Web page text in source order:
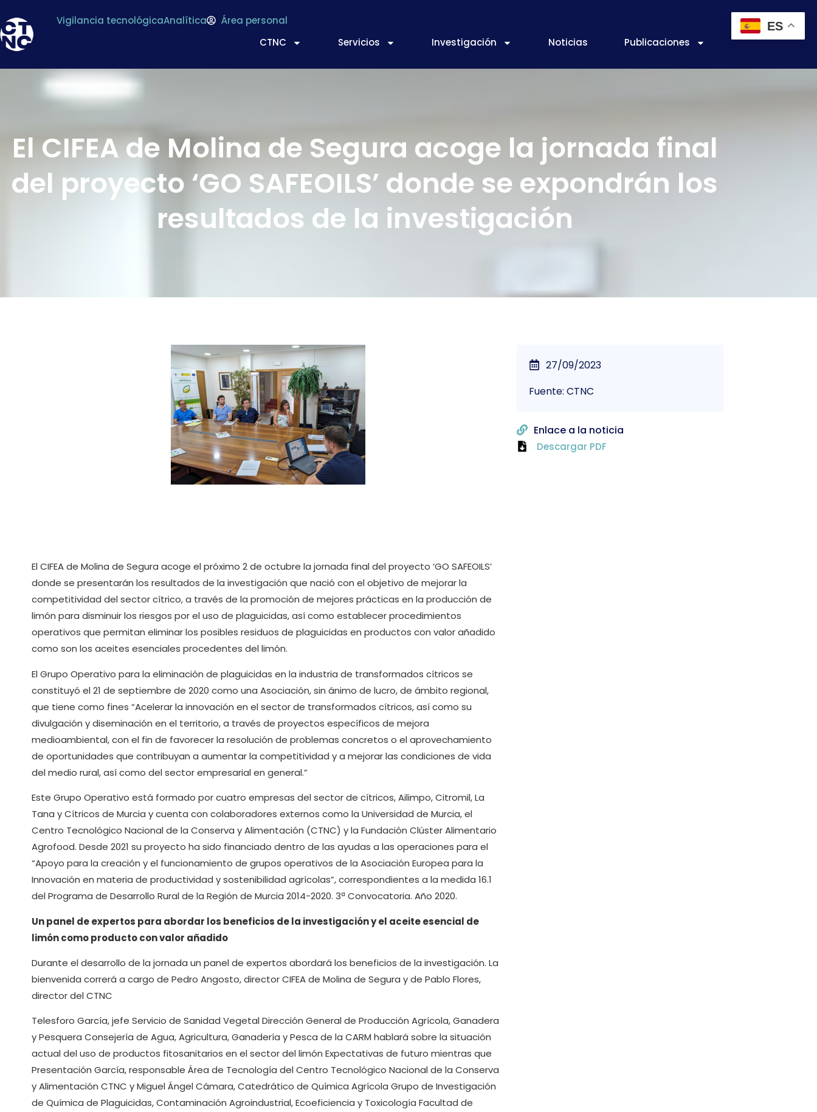
Vigilancia tecnológicaAnalítica
Área personal
CTNC
Servicios Investigación Noticias Publicaciones
El CIFEA de Molina de Segura acoge la jornada final
del proyecto ‘GO SAFEOILS’ donde se expondrán los
resultados de la investigación
El CIFEA de Molina de Segura acoge el próximo 2 de octubre la jornada final del proyecto ‘GO SAFEOILS’
donde se presentarán los resultados de la investigación que nació con el objetivo de mejorar la
competitividad del sector cítrico, a través de la promoción de mejores prácticas en la producción de
limón para disminuir los riesgos por el uso de plaguicidas, así como establecer procedimientos
operativos que permitan eliminar los posibles residuos de plaguicidas en productos con valor añadido
como son los aceites esenciales procedentes del limón.
El Grupo Operativo para la eliminación de plaguicidas en la industria de transformados cítricos se
constituyó el 21 de septiembre de 2020 como una Asociación, sin ánimo de lucro, de ámbito regional,
que tiene como fines “Acelerar la innovación en el sector de transformados cítricos, así como su
divulgación y diseminación en el territorio, a través de proyectos específicos de mejora
medioambiental, con el fin de favorecer la resolución de problemas concretos o el aprovechamiento
de oportunidades que contribuyan a aumentar la competitividad y a mejorar las condiciones de vida
del medio rural, así como del sector empresarial en general.”
Este Grupo Operativo está formado por cuatro empresas del sector de cítricos, Ailimpo, Citromil, La
Tana y Cítricos de Murcia y cuenta con colaboradores externos como la Universidad de Murcia, el
Centro Tecnológico Nacional de la Conserva y Alimentación (CTNC) y la Fundación Clúster Alimentario
Agrofood. Desde 2021 su proyecto ha sido financiado dentro de las ayudas a las operaciones para el
“Apoyo para la creación y el funcionamiento de grupos operativos de la Asociación Europea para la
Innovación en materia de productividad y sostenibilidad agrícolas”, correspondientes a la medida 16.1
del Programa de Desarrollo Rural de la Región de Murcia 2014-2020. 3ª Convocatoria. Año 2020.
Un panel de expertos para abordar los beneficios de la investigación y el aceite esencial de
limón como producto con valor añadido
Durante el desarrollo de la jornada un panel de expertos abordará los beneficios de la investigación. La
bienvenida correrá a cargo de Pedro Angosto, director CIFEA de Molina de Segura y de Pablo Flores,
director del CTNC
Telesforo García, jefe Servicio de Sanidad Vegetal Dirección General de Producción Agrícola, Ganadera
y Pesquera Consejería de Agua, Agricultura, Ganadería y Pesca de la CARM hablará sobre la situación
actual del uso de productos fitosanitarios en el sector del limón Expectativas de futuro mientras que
Presentación García, responsable Área de Tecnología del Centro Tecnológico Nacional de la Conserva
y Alimentación CTNC y Miguel Ángel Cámara, Catedrático de Química Agrícola Grupo de Investigación
de Química de Plaguicidas, Contaminación Agroindustrial, Ecoeficiencia y Toxicología Facultad de
27/09/2023
Fuente: CTNC
Enlace a la noticia
Descargar PDF
ES